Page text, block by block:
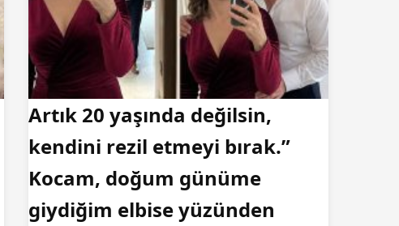
Artık 20 yaşında değilsin,
kendini rezil etmeyi bırak.”
Kocam, doğum günüme
giydiğim elbise yüzünden